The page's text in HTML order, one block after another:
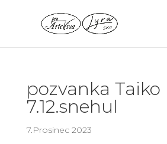
pozvanka Taiko
7.12.snehul
7.Prosinec 2023